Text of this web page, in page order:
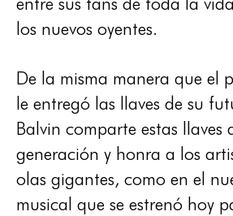
los nuevos oyentes.
De la misma manera que el
le entregó las llaves de su
Balvin comparte estas llaves
generación y honra a los
olas gigantes, como en el
musical que se estrenó hoy